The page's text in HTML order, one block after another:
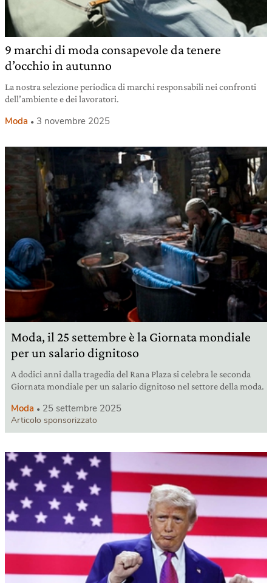
9 marchi di moda consapevole da tenere
d’occhio in autunno
La nostra selezione periodica di marchi responsabili nei confronti
dell’ambiente e dei lavoratori.
Moda 3 novembre 2025
Moda, il 25 settembre è la Giornata mondiale
per un salario dignitoso
A dodici anni dalla tragedia del Rana Plaza si celebra le seconda
Giornata mondiale per un salario dignitoso nel settore della moda.
Moda 25 settembre 2025
Articolo sponsorizzato